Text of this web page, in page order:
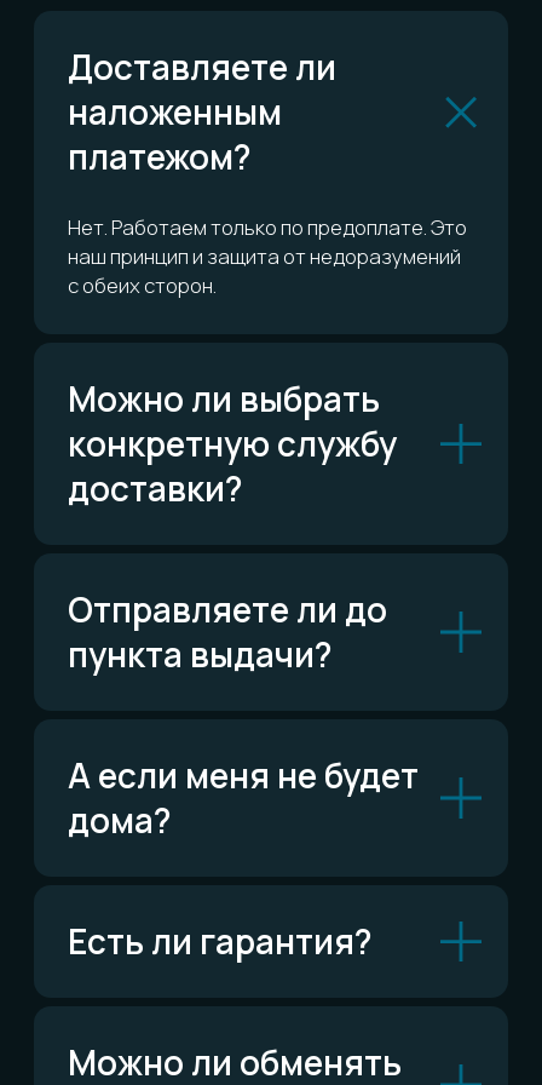
Сколько это всё
стоит?
ОСТАЛИСЬ ВОПРОСЫ?
Написать в Telegram
ВКонтакте
Возможно,